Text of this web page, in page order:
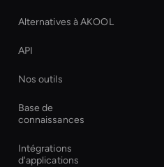
Alternatives à AKOOL
API
Nos outils
Base de
connaissances
Intégrations
d'applications